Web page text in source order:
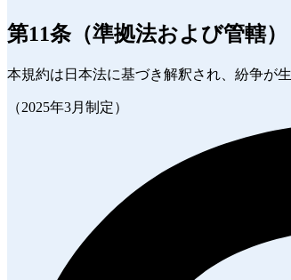
第11条（準拠法および管轄）
本規約は日本法に基づき解釈され、紛争が
（2025年3月制定）